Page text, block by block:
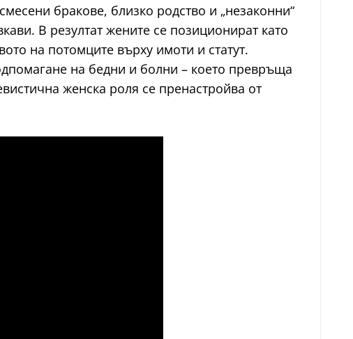
бракове, близко родство и „незаконни“
В резултат жените се позиционират като
на потомците върху имоти и статут.
на бедни и болни – което превръща
женска роля се пренастройва от